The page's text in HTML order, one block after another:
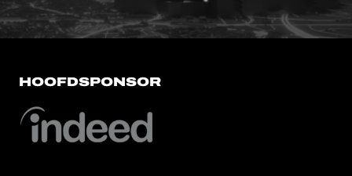
HOOFDSPONSOR